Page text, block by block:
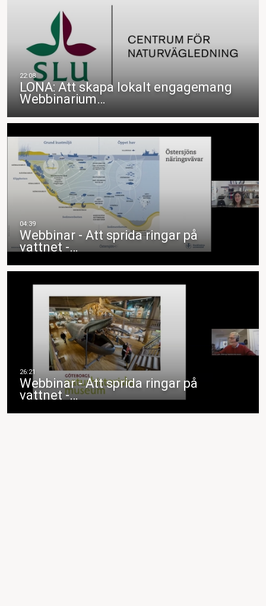
LONA: Att skapa lokalt engagemang
Webbinarium…
Webbinar - Att sprida ringar på
vattnet -…
Webbinar - Att sprida ringar på
vattnet -…